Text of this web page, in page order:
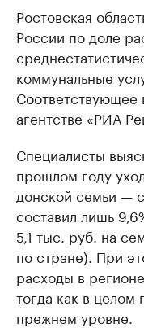
Ростовская
России по доле
коммунальные
Соответствующее
агентстве «РИА
Специалисты
прошлом году
донской семьи —
составил лишь
5,1 тыс. руб. на
по стране). При
расходы в
тогда как в целом
прежнем уровне.